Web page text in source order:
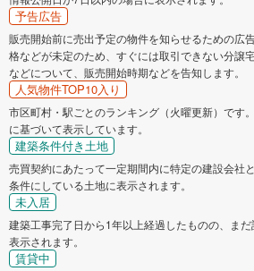
予告広告
販売開始前に売出予定の物件を知らせるための広
格などが未定のため、すぐには取引できない分譲
などについて、販売開始時期などを告知します。
人気物件TOP10入り
市区町村・駅ごとのランキング（火曜更新）です
に基づいて表示しています。
建築条件付き土地
売買契約にあたって一定期間内に特定の建設会社
条件にしている土地に表示されます。
未入居
建築工事完了日から1年以上経過したものの、ま
表示されます。
賃貸中